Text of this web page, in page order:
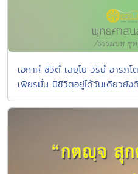
เอกาหํ ชีวิตํ เสยฺโย วิริยํ อารภ
เพียรมั่น มีชีวิตอยู่ได้วันเดียวยัง